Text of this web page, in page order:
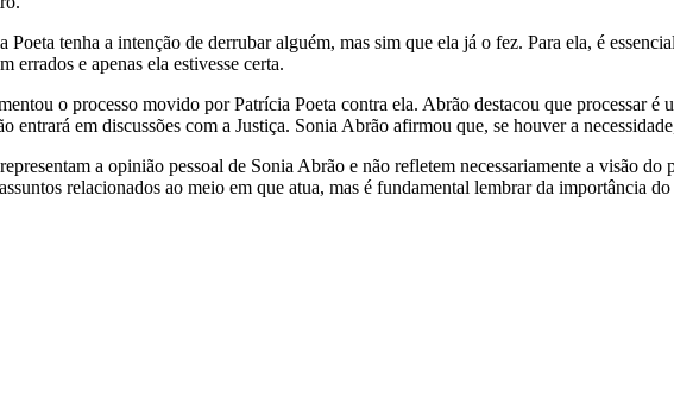
tenha a intenção de derrubar alguém, mas sim que ela já o fez. Para ela, é
errados e apenas ela estivesse certa.
o processo movido por Patrícia Poeta contra ela. Abrão destacou que processar é
entrará em discussões com a Justiça. Sonia Abrão afirmou que, se houver a
a opinião pessoal de Sonia Abrão e não refletem necessariamente a visão
relacionados ao meio em que atua, mas é fundamental lembrar da importância